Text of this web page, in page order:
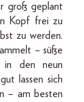
groß geplant
Kopf frei zu
zu werden.
– süße
in den neun
lassen sich
– am besten